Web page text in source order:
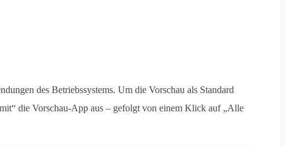
des Betriebssystems. Um die Vorschau als Standard
die Vorschau-App aus – gefolgt von einem Klick auf „Alle